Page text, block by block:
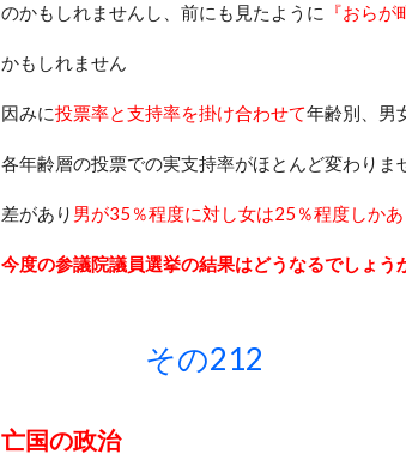
のかもしれませんし、前にも見たように 『おら
かもしれません
因みに投票率と支持率を掛け合わせて年齢別、男
各年齢層の投票での実支持率がほとんど変わりま
差があり 男が35 ％程度に対し女は25 ％程度しか
今度の参議院議員選挙の結果はどうなるでしょう
その212
亡国の政治